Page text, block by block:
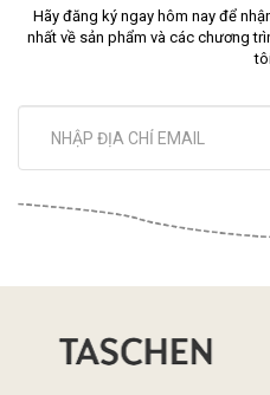
Hãy đăng ký ngay hôm nay để
nhất về sản phẩm và các chương